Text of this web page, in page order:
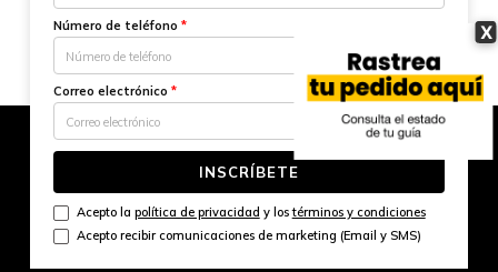
X
Número de teléfono *
Correo electrónico *
INSCRÍBETE
Acepto la política de privacidad y lostérminos y condiciones
Acepto recibir comunicaciones de marketing (Email y SMS)